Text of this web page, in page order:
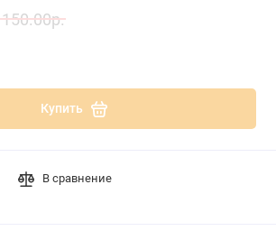
150.00р.
Купить
В сравнение